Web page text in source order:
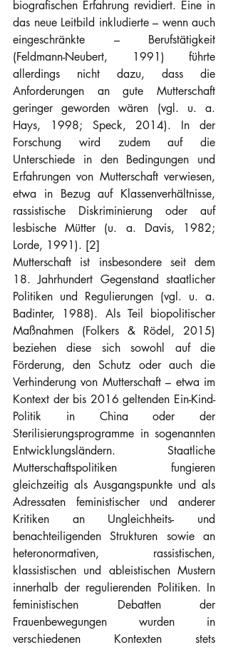
biografischen Erfahrung revidiert. Eine in
das neue Leitbild inkludierte – wenn auch
eingeschränkte – Berufstätigkeit
(Feldmann-Neubert, 1991) führte
allerdings nicht dazu, dass die
Anforderungen an gute Mutterschaft
geringer geworden wären (vgl. u. a.
Hays, 1998; Speck, 2014). In der
Forschung wird zudem auf die
Unterschiede in den Bedingungen und
Erfahrungen von Mutterschaft verwiesen,
etwa in Bezug auf Klassenverhältnisse,
rassistische Diskriminierung oder auf
lesbische Mütter (u. a. Davis, 1982;
Lorde, 1991). [2]
Mutterschaft ist insbesondere seit dem
18. Jahrhundert Gegenstand staatlicher
Politiken und Regulierungen (vgl. u. a.
Badinter, 1988). Als Teil biopolitischer
Maßnahmen (Folkers & Rödel, 2015)
beziehen diese sich sowohl auf die
Förderung, den Schutz oder auch die
Verhinderung von Mutterschaft – etwa im
Kontext der bis 2016 geltenden Ein-Kind-
Politik in China oder der
Sterilisierungsprogramme in sogenannten
Entwicklungsländern. Staatliche
Mutterschaftspolitiken fungieren
gleichzeitig als Ausgangspunkte und als
Adressaten feministischer und anderer
Kritiken an Ungleichheits- und
benachteiligenden Strukturen sowie an
heteronormativen, rassistischen,
klassistischen und ableistischen Mustern
innerhalb der regulierenden Politiken. In
feministischen Debatten der
Frauenbewegungen wurden in
verschiedenen Kontexten stets